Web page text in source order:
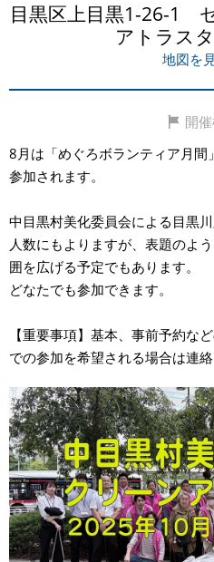
目黒区上目黒1-26-1
アトラス
地図を
開
8月は「めぐろボランティア月間
参加されます。
中目黒村美化委員会による目黒
人数にもよりますが、表題のよ
囲を広げる予定でもあります。
どなたでも参加できます。
【重要事項】基本、事前予約な
での参加を希望される場合は連絡